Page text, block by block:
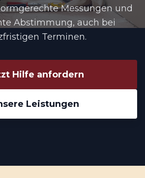
Messungen und
Abstimmung, auch bei
Terminen.
Hilfe anfordern
Leistungen